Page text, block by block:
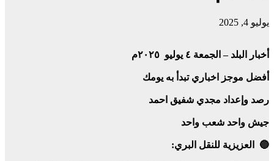
يوليو 4, 2025
أخبار البلد – الجمعة ٤ يوليو ٢٠٢٥م
أفضل موجز اخباري تبدأ به يومك
رصد وإعداد مجدي شفيق احمد
جيش واحد شعب واحد
🔵 العزيزية للنقل البري: